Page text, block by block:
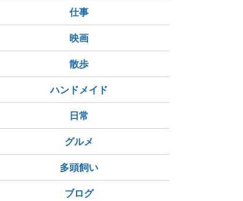
川崎大師のきなこ飴
仕事
映画
散歩
ハンドメイド
日常
グルメ
多頭飼い
ブログ